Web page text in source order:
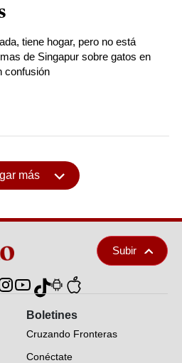
tiene hogar, pero no está
de Singapur sobre gatos en
confusión
más
Subir
Boletines
Cruzando Fronteras
Conéctate